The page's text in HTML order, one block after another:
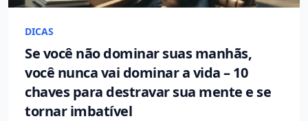
DICAS
Se você não dominar suas manhãs,
você nunca vai dominar a vida – 10
chaves para destravar sua mente e se
tornar imbatível